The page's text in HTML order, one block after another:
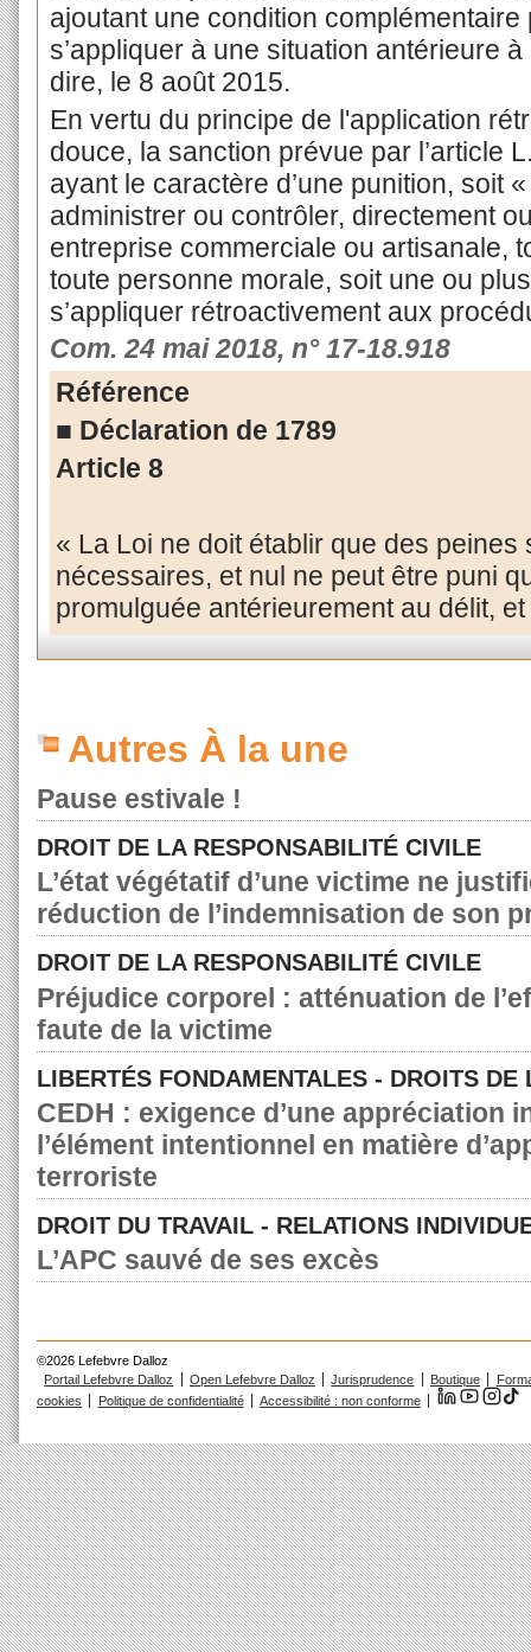
ajoutant une condition
s’appliquer à une situation antérieure
dire, le 8 août 2015.
En vertu du principe de l'application
douce, la sanction prévue par l’article
ayant le caractère d’une punition, soit
administrer ou contrôler, directement
entreprise commerciale ou artisanale,
toute personne morale, soit une ou
s’appliquer rétroactivement aux
Com. 24 mai 2018, n° 17-18.918
Référence
■ Déclaration de 1789
Article 8
« La Loi ne doit établir que des peines
nécessaires, et nul ne peut être puni
promulguée antérieurement au délit,
Autres À la une
Pause estivale !
DROIT DE LA RESPONSABILITÉ CIVILE
L’état végétatif d’une victime ne
réduction de l’indemnisation de son
DROIT DE LA RESPONSABILITÉ CIVILE
Préjudice corporel : atténuation de
faute de la victime
LIBERTÉS FONDAMENTALES - DROITS DE
CEDH : exigence d’une appréciation
l’élément intentionnel en matière
terroriste
DROIT DU TRAVAIL - RELATIONS
L’APC sauvé de ses excès
©2026 Lefebvre Dalloz
Portail Lefebvre Dalloz
Open Lefebvre Dalloz Jurisprudence Boutique
cookies
Politique de confidentialité Accessibilité : non conforme